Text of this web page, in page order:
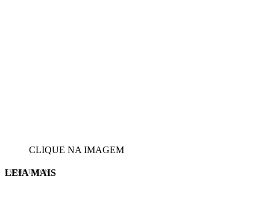
CLIQUE NA IMAGEM
EVINIS TALON
LEIA MAIS